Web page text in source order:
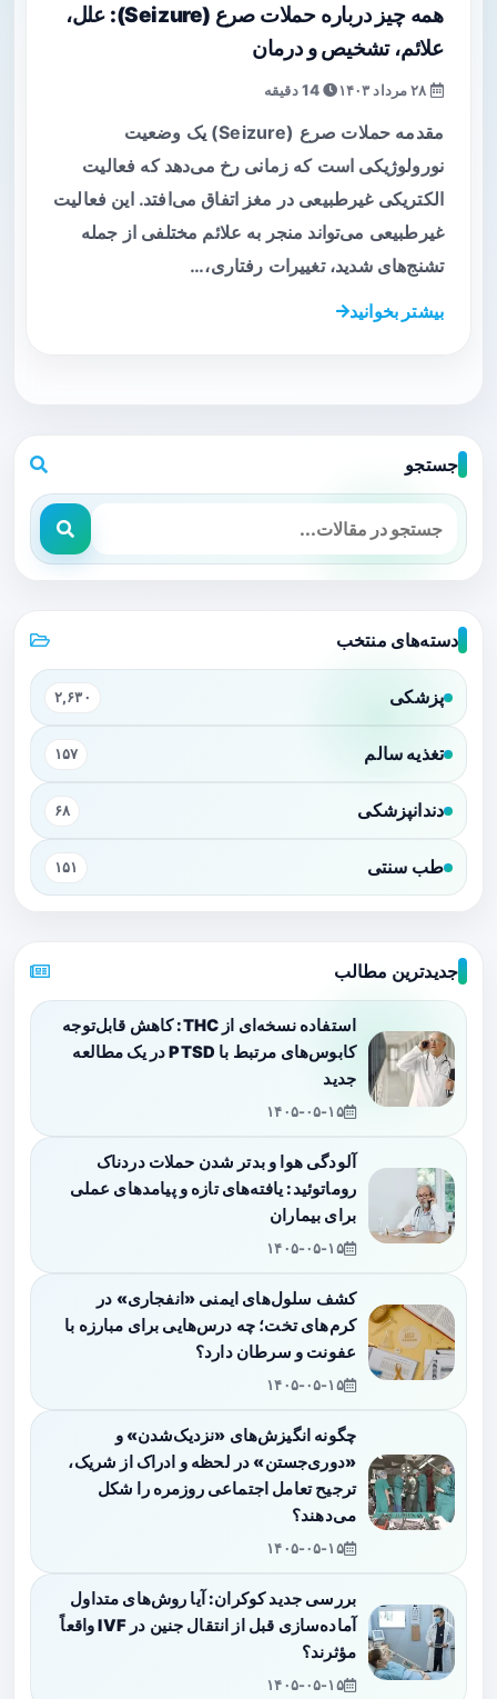
همه چیز درباره حملات صرع (Seizure): علل،
علائم، تشخیص و درمان
14 دقیقه
مقدمه حملات صرع (Seizure) یک وضعیت
نورولوژیکی است که زمانی رخ می‌دهد که فعالیت
الکتریکی غیرطبیعی در مغز اتفاق می‌افتد. این فعالیت
غیرطبیعی می‌تواند منجر به علائم مختلفی از جمله
تشنج‌های شدید، تغییرات رفتاری،…
بیشتر بخوانید
جستجو
دسته‌های منتخب
پزشکی ۲,۶۳۰
تغذیه سالم ۱۵۷
دندانپزشکی ۶۸
طب سنتی ۱۵۱
جدیدترین مطالب
استفاده نسخه‌ای از THC: کاهش قابل‌توجه
کابوس‌های مرتبط با PTSD در یک مطالعه
جدید
۱۴۰۵-۰۵-۱۵
آلودگی هوا و بدتر شدن حملات دردناک
روماتوئید: یافته‌های تازه و پیامدهای عملی
برای بیماران
۱۴۰۵-۰۵-۱۵
کشف سلول‌های ایمنی «انفجاری» در
کرم‌های تخت؛ چه درس‌هایی برای مبارزه با
عفونت و سرطان دارد؟
۱۴۰۵-۰۵-۱۵
چگونه انگیزش‌های «نزدیک‌شدن» و
«دوری‌جستن» در لحظه و ادراک از شریک،
ترجیح تعامل اجتماعی روزمره را شکل
می‌دهند؟
۱۴۰۵-۰۵-۱۵
بررسی جدید کوکران: آیا روش‌های متداول
آماده‌سازی قبل از انتقال جنین در IVF واقعاً
مؤثرند؟
۱۴۰۵-۰۵-۱۵